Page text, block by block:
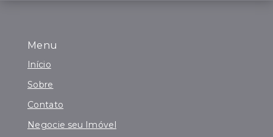
Menu
Início
Sobre
Contato
Negocie seu Imóvel